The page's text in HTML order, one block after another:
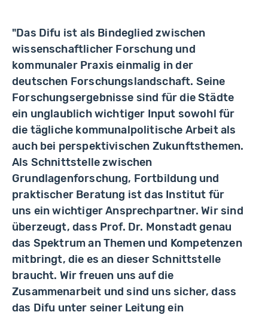
"Das Difu ist als Bindeglied zwischen
wissenschaftlicher Forschung und
kommunaler Praxis einmalig in der
deutschen Forschungslandschaft. Seine
Forschungsergebnisse sind für die Städte
ein unglaublich wichtiger Input sowohl für
die tägliche kommunalpolitische Arbeit als
auch bei perspektivischen Zukunftsthemen.
Als Schnittstelle zwischen
Grundlagenforschung, Fortbildung und
praktischer Beratung ist das Institut für
uns ein wichtiger Ansprechpartner. Wir sind
überzeugt, dass Prof. Dr. Monstadt genau
das Spektrum an Themen und Kompetenzen
mitbringt, die es an dieser Schnittstelle
braucht. Wir freuen uns auf die
Zusammenarbeit und sind uns sicher, dass
das Difu unter seiner Leitung ein